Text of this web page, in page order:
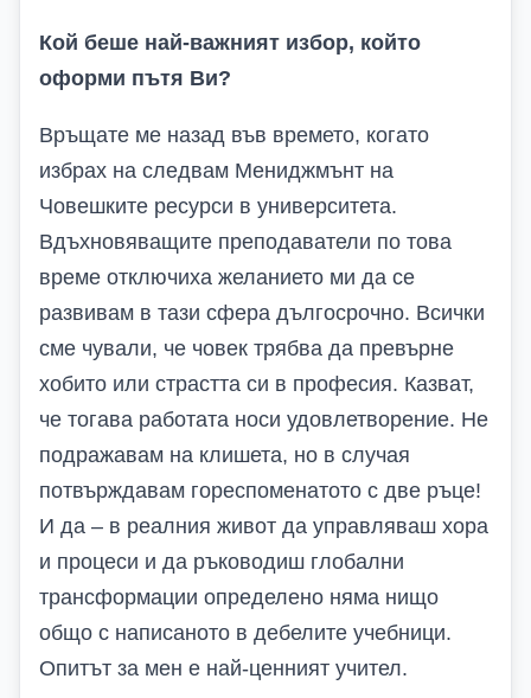
Кой беше най-важният избор, който
оформи пътя Ви?
Връщате ме назад във времето, когато
избрах на следвам Мениджмънт на
Човешките ресурси в университета.
Вдъхновяващите преподаватели по това
време отключиха желанието ми да се
развивам в тази сфера дългосрочно. Всички
сме чували, че човек трябва да превърне
хобито или страстта си в професия. Казват,
че тогава работата носи удовлетворение. Не
подражавам на клишета, но в случая
потвърждавам гореспоменатото с две ръце!
И да – в реалния живот да управляваш хора
и процеси и да ръководиш глобални
трансформации определено няма нищо
общо с написаното в дебелите учебници.
Опитът за мен е най-ценният учител.